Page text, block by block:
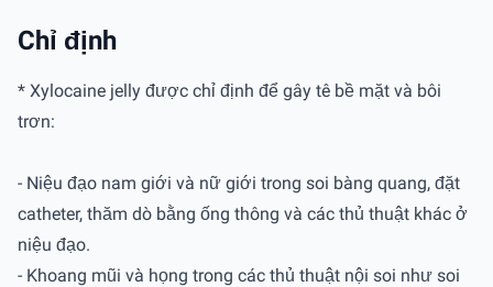
Chỉ định
* Xylocaine jelly được chỉ định để gây tê bề mặt và bôi
trơn:
- Niệu đạo nam giới và nữ giới trong soi bàng quang, đặt
catheter, thăm dò bằng ống thông và các thủ thuật khác ở
niệu đạo.
- Khoang mũi và họng trong các thủ thuật nội soi như soi